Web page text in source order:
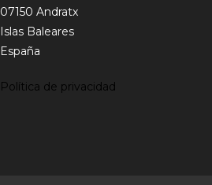
07150 Andratx
Islas Baleares
España
Política de privacidad